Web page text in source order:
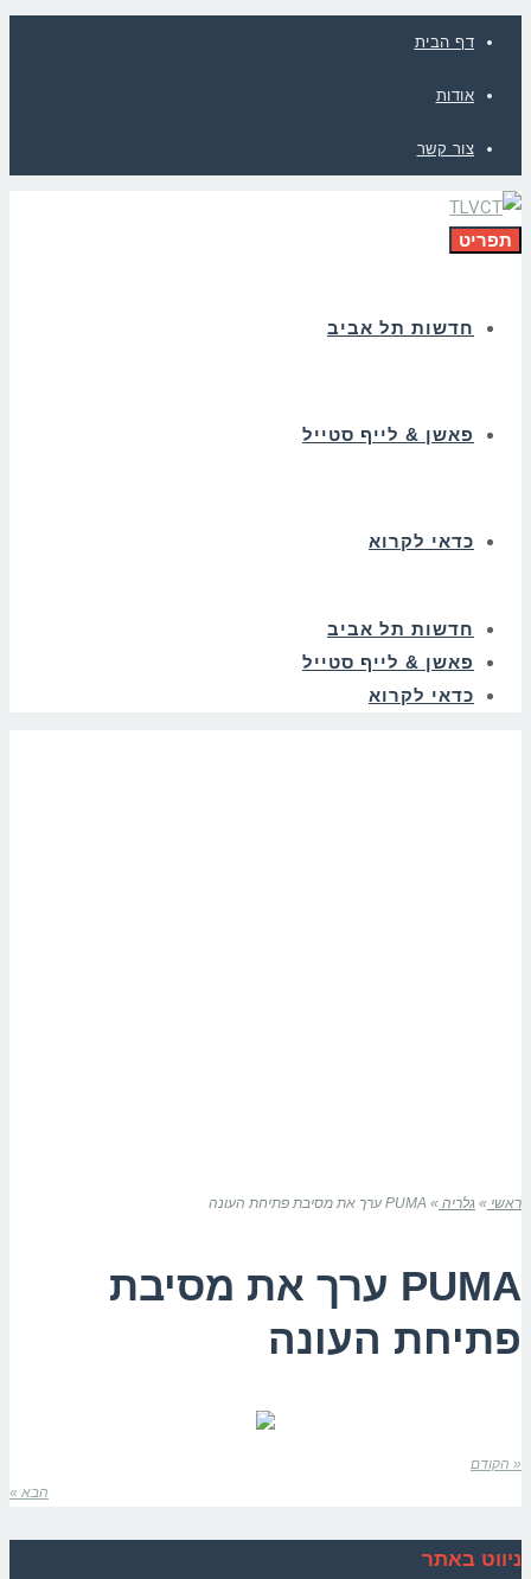
דף הבית
אודות
צור קשר
תפריט
חדשות תל אביב
פאשן & לייף סטייל
כדאי לקרוא
חדשות תל אביב
פאשן & לייף סטייל
כדאי לקרוא
ראשי » גלריה » PUMA ערך את מסיבת פתיחת העונה
PUMA ערך את מסיבת
פתיחת העונה
« הקודם
הבא »
ניווט באתר